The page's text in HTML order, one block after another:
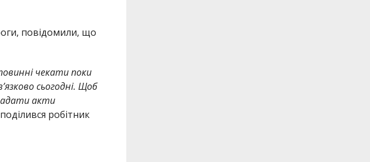
повідомили, що
чекати поки
сьогодні. Щоб
акти
робітник